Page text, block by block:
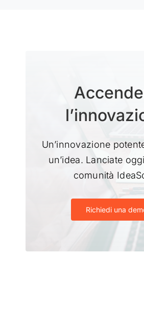
Un’innovazione
un’idea. Lanciate
comunità
Richiedi una